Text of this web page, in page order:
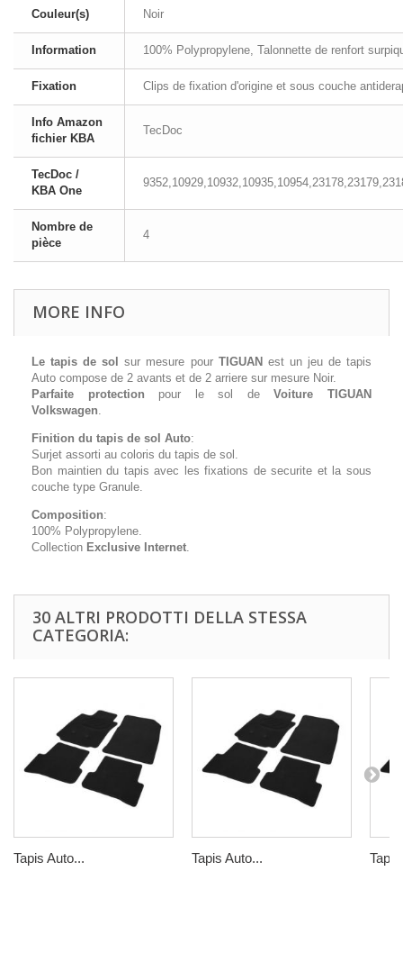
Couleur(s) Noir
Information 100% Polypropylene, Talonnette de renfort
Fixation Clips de fixation d'origine et sous couche
Info Amazon
fichier KBA
TecDoc
TecDoc /
KBA One
Nombre de
pièce
4
MORE INFO
Le tapis de sol sur mesure pour TIGUAN est un jeu de tapis
Auto compose de 2 avants et de 2 arriere sur mesure Noir.
Parfaite protection pour le sol deVoiture TIGUAN
Volkswagen.
Finition du tapis de sol Auto:
Surjet assorti au coloris du tapis de sol.
Bon maintien du tapis avec les fixations de securite et la sous
couche type Granule.
Composition:
100% Polypropylene.
Collection Exclusive Internet.
30 ALTRI PRODOTTI DELLA STESSA
CATEGORIA:
Tapis Auto... Tapis Auto...